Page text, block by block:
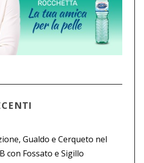
Gualdo e Cerqueto nel
con Fossato e Sigillo